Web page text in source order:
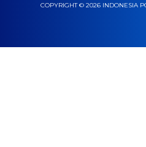
COPYRIGHT © 2026 INDONESIA